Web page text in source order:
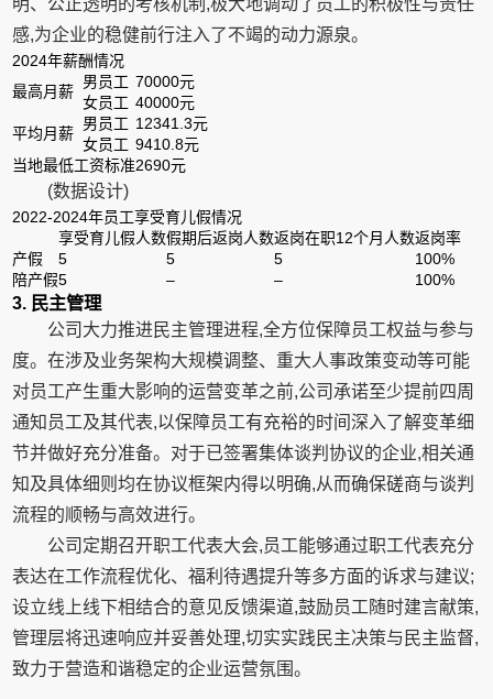
明、公正透明的考核机制,极大地调动了员工的积极性与责任
感,为企业的稳健前行注入了不竭的动力源泉。
2024年薪酬情况
最高月薪
男员工 70000元
女员工 40000元
平均月薪
男员工 12341.3元
女员工 9410.8元
当地最低工资标准2690元
(数据设计)
2022-2024年员工享受育儿假情况
享受育儿假人数假期后返岗人数返岗在职12个月人数返岗率
产假
5 5 5
100%
陪产假5 – – 100%
3. 民主管理
公司大力推进民主管理进程,全方位保障员工权益与参与
度。在涉及业务架构大规模调整、重大人事政策变动等可能
对员工产生重大影响的运营变革之前,公司承诺至少提前四周
通知员工及其代表,以保障员工有充裕的时间深入了解变革细
节并做好充分准备。对于已签署集体谈判协议的企业,相关通
知及具体细则均在协议框架内得以明确,从而确保磋商与谈判
流程的顺畅与高效进行。
公司定期召开职工代表大会,员工能够通过职工代表充分
表达在工作流程优化、福利待遇提升等多方面的诉求与建议;
设立线上线下相结合的意见反馈渠道,鼓励员工随时建言献策,
管理层将迅速响应并妥善处理,切实实践民主决策与民主监督,
致力于营造和谐稳定的企业运营氛围。